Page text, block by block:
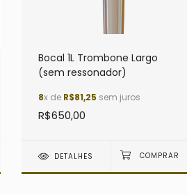
Bocal 1L Trombone Largo
(sem ressonador)
8x de R$81,25 sem juros
R$650,00
DETALHES